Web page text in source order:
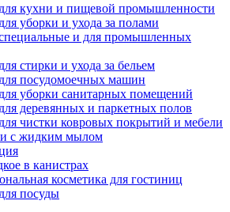
кухни и пищевой промышленности
уборки и ухода за полами
и для промышленных
стирки и ухода за бельем
посудомоечных машин
уборки санитарных помещений
деревянных и паркетных полов
чистки ковровых покрытий и мебели
с жидким мылом
в канистрах
косметика для гостиниц
посуды